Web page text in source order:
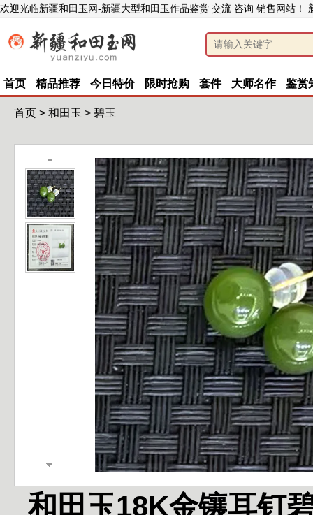
欢迎光临新疆和田玉网-新疆大型和田玉作品鉴赏 交流 咨询 销售网站！
首页 精品推荐 今日特价 限时抢购 套件 大师名作 鉴赏
首页 > 和田玉 > 碧玉
和田玉18K金镶耳钉